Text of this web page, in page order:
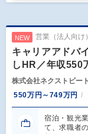
NEW 営業（法人向け）
キャリアアドバ
しHR／年収550
株式会社ネクストビート
550万円～749万円
宿泊・観光
て、求職者